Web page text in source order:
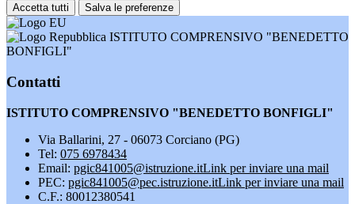
Accetta tutti Salva le preferenze
ISTITUTO COMPRENSIVO "BENEDETTO
BONFIGLI"
Contatti
ISTITUTO COMPRENSIVO "BENEDETTO BONFIGLI"
Via Ballarini, 27 - 06073 Corciano (PG)
Tel: 075 6978434
Email: pgic841005@istruzione.itLink per inviare una mail
PEC: pgic841005@pec.istruzione.itLink per inviare una mail
C.F.: 80012380541